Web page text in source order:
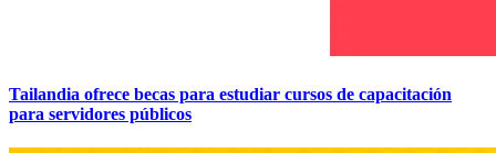
Tailandia ofrece becas para estudiar cursos de capacitación
para servidores públicos